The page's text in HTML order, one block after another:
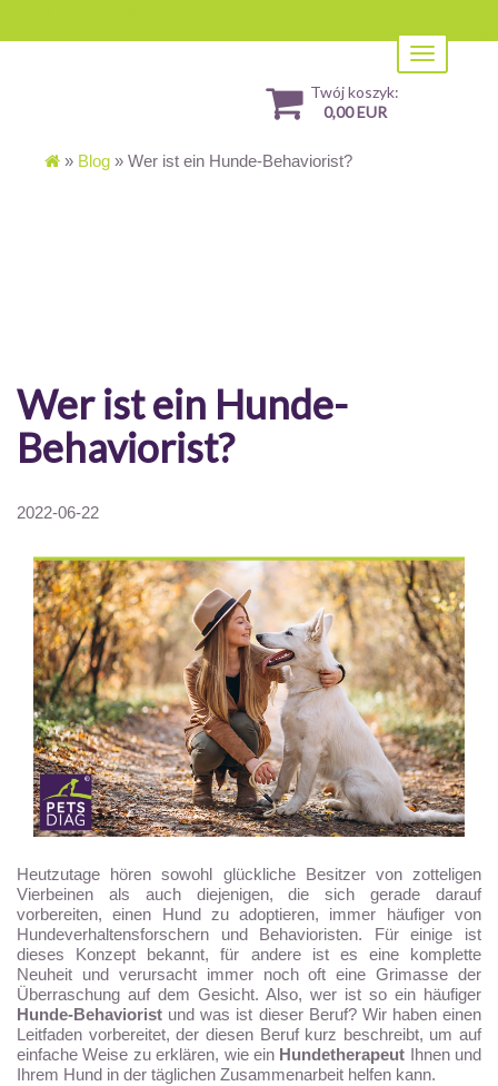
Toggle
navigation
Twój koszyk:
0,00 EUR
» Blog » Wer ist ein Hunde-Behaviorist?
Wer ist ein Hunde-
Behaviorist?
2022-06-22
Heutzutage hören sowohl glückliche Besitzer von zotteligen
Vierbeinen als auch diejenigen, die sich gerade darauf
vorbereiten, einen Hund zu adoptieren, immer häufiger von
Hundeverhaltensforschern und Behavioristen. Für einige ist
dieses Konzept bekannt, für andere ist es eine komplette
Neuheit und verursacht immer noch oft eine Grimasse der
Überraschung auf dem Gesicht. Also, wer ist so ein häufiger
Hunde-Behaviorist und was ist dieser Beruf? Wir haben einen
Leitfaden vorbereitet, der diesen Beruf kurz beschreibt, um auf
einfache Weise zu erklären, wie ein Hundetherapeut Ihnen und
Ihrem Hund in der täglichen Zusammenarbeit helfen kann.